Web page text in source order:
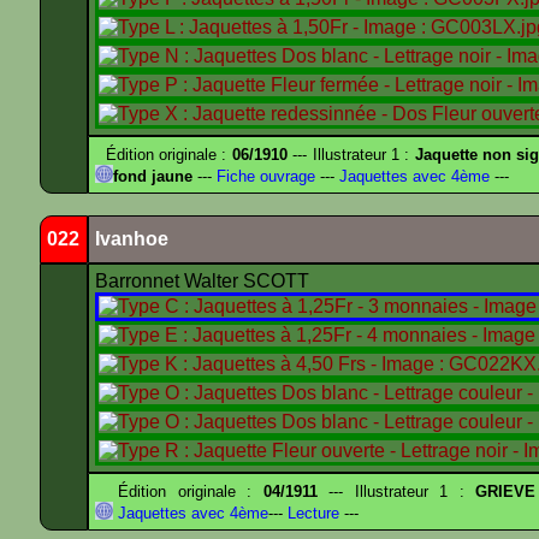
Édition originale : 06/1910--- Illustrateur 1 : Jaquette non
fond jaune --- Fiche ouvrage --- Jaquettes avec 4ème ---
022 Ivanhoe
Barronnet Walter SCOTT
Édition originale : 04/1911--- Illustrateur 1 :
Jaquettes avec 4ème--- Lecture ---